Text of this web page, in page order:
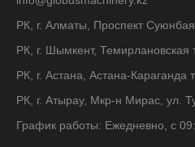
РК, г. Алматы, Проспект
РК, г. Шымкент, Темирлановская
РК, г. Астана, Астана-Караганда
РК, г. Атырау, Мкр-н Мирас, ул.
График работы: Ежедневно, с